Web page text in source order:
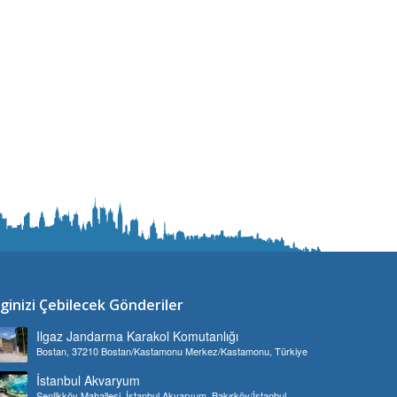
Çebilecek Gönderiler
Ilgaz Jandarma Karakol Komutanlığı
Bostan, 37210 Bostan/Kastamonu Merkez/Kastamonu, Türkiye
İstanbul Akvaryum